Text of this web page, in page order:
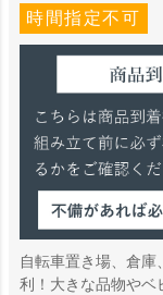
時間指定不可
自転車置き場、倉
利！大きな品物やベ